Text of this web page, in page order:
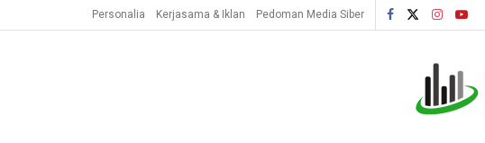
Personalia Kerjasama & Iklan Pedoman Media Siber